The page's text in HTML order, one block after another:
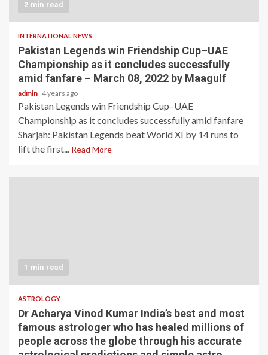
2 min read
INTERNATIONAL NEWS
Pakistan Legends win Friendship Cup–UAE
Championship as it concludes successfully
amid fanfare – March 08, 2022 by Maagulf
admin 4 years ago
Pakistan Legends win Friendship Cup–UAE
Championship as it concludes successfully amid fanfare
Sharjah: Pakistan Legends beat World XI by 14 runs to
lift the first... Read More
1 min read
ASTROLOGY
Dr Acharya Vinod Kumar India’s best and most
famous astrologer who has healed millions of
people across the globe through his accurate